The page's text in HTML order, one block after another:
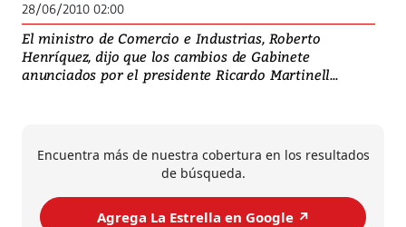
28/06/2010 02:00
El ministro de Comercio e Industrias, Roberto
Henríquez, dijo que los cambios de Gabinete
anunciados por el presidente Ricardo Martinell...
Encuentra más de nuestra cobertura en los resultados
de búsqueda.
Agrega La Estrella en Google ↗️